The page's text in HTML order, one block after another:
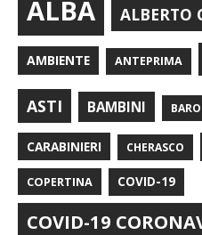
ALBA ALBERTO
AMBIENTE ANTEPRIMA
ASTI BAMBINI
CARABINIERI CHERASCO
COPERTINA COVID-19
COVID-19